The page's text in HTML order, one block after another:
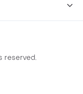
reserved.